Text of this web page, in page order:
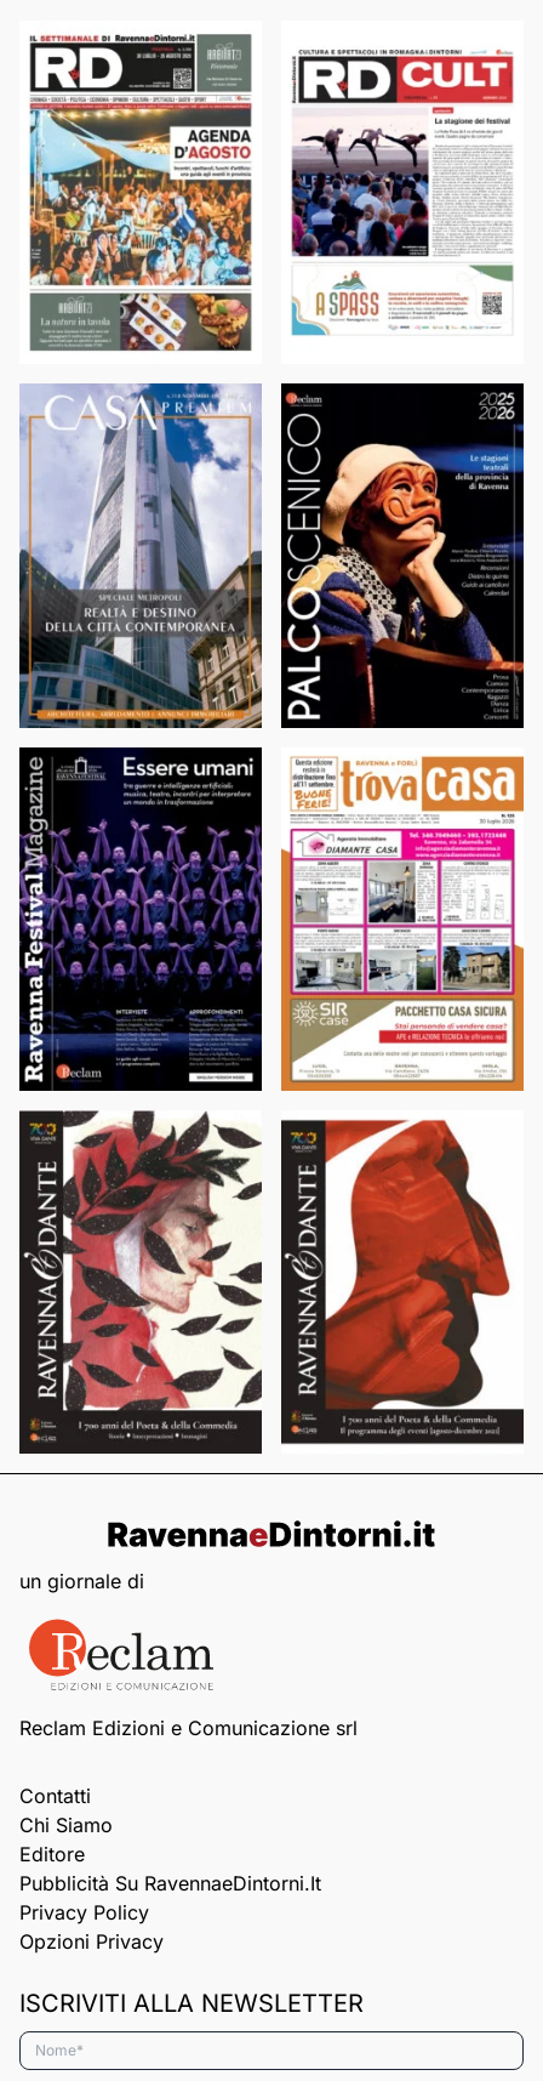
un giornale di
Reclam Edizioni e Comunicazione srl
Contatti
Chi Siamo
Editore
Pubblicità Su RavennaeDintorni.it
Privacy Policy
Opzioni Privacy
ISCRIVITI ALLA NEWSLETTER
Nome*